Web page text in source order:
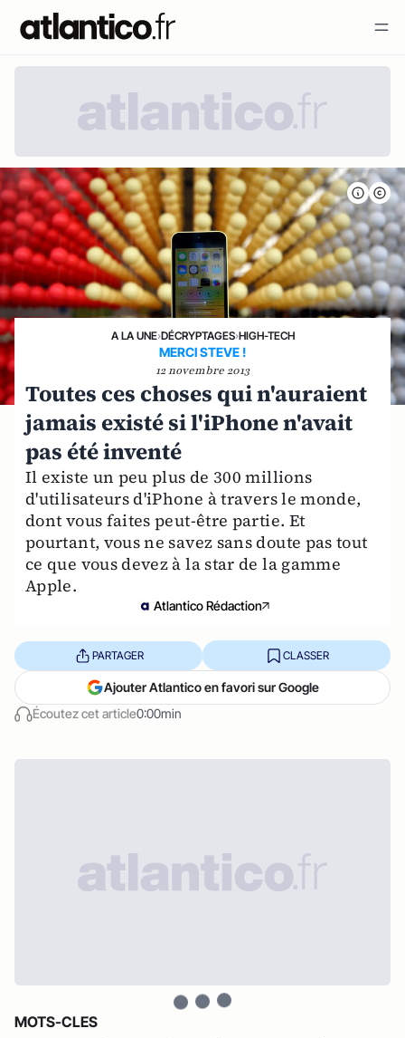
A LA UNE›DÉCRYPTAGES›HIGH-TECH
MERCI STEVE !
12 novembre 2013
Toutes ces choses qui n'auraient
jamais existé si l'iPhone n'avait
pas été inventé
Il existe un peu plus de 300 millions
d'utilisateurs d'iPhone à travers le monde,
dont vous faites peut-être partie. Et
pourtant, vous ne savez sans doute pas tout
ce que vous devez à la star de la gamme
Apple.
Atlantico Rédaction
Écoutez cet article0:00min
PARTAGER CLASSER
Ajouter Atlantico en favori sur Google
MOTS-CLES